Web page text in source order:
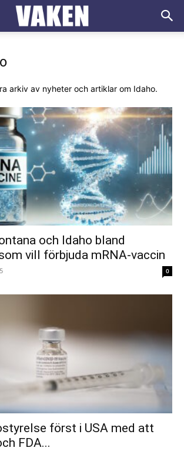
arkiv av nyheter och artiklar om Idaho.
och Idaho bland
vill förbjuda mRNA-vaccin
0
först i USA med att
FDA...